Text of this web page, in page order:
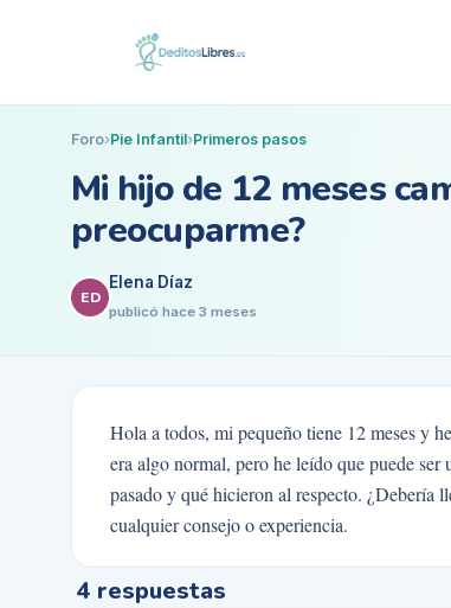
Foro›Pie Infantil›Primeros pasos
Mi hijo de 12 meses
preocuparme?
ED
Elena Díaz
publicó hace 3 meses
Hola a todos, mi pequeño tiene 12 meses y
era algo normal, pero he leído que puede
pasado y qué hicieron al respecto. ¿Debería
cualquier consejo o experiencia.
4 respuestas